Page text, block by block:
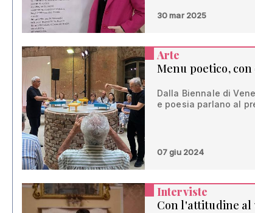
30 mar 2025
Arte
Menu poetico,
Dalla Biennale di
e poesia parlano al
07 giu 2024
Interviste
Con l'attitudine al